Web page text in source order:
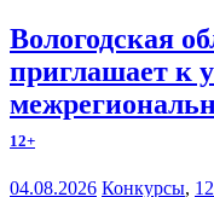
Вологодская
приглашает к
12+
04.08.2026 Конкурсы,